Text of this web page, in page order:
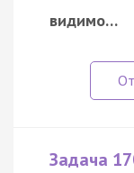
видимо…
Задача